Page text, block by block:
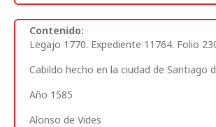
Contenido:
Legajo 1770. Expediente 11764. Folio
Cabildo hecho en la ciudad de Santiago
Año 1585
Alonso de Vides